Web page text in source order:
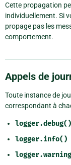
Cette propagation
individuellement. Si
propage pas les
comportement.
Appels de
Toute instance de
correspondant à
logger.debug()
logger.info()